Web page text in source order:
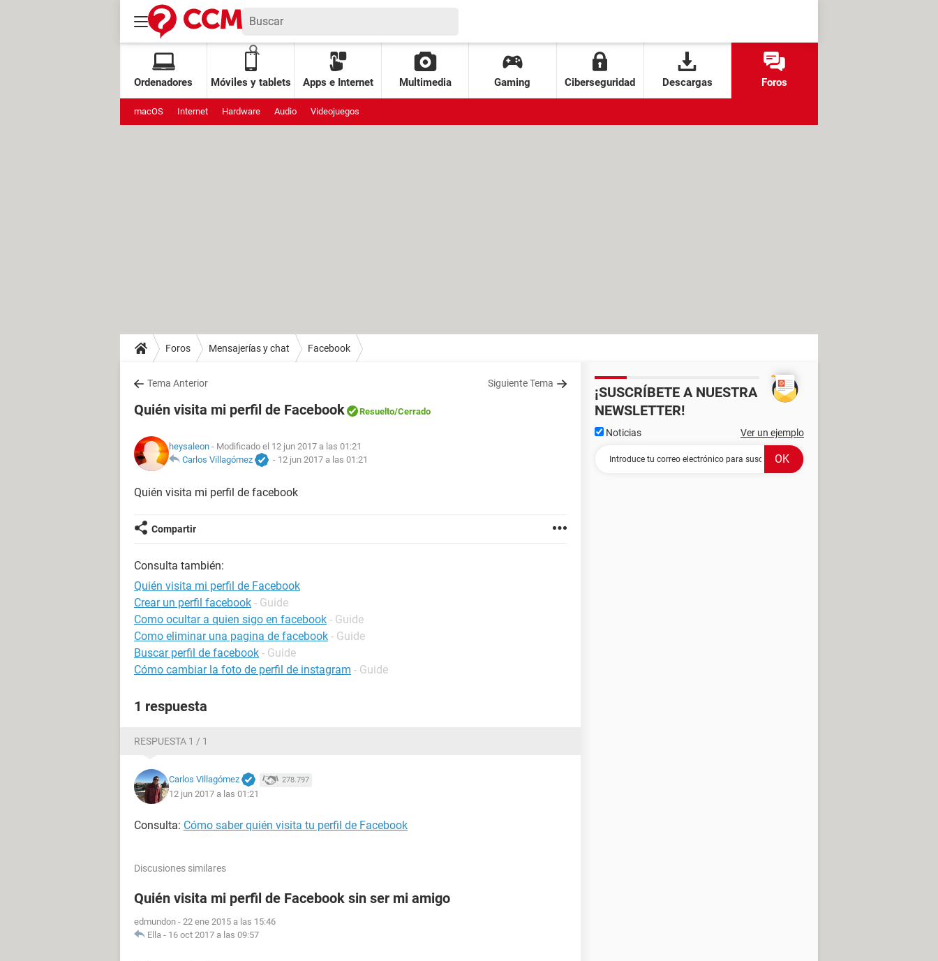
Ordenadores Móviles y tablets Apps e Internet Multimedia Gaming Ciberseguridad Descargas Foros
macOS Internet Hardware Audio Videojuegos
Foros Mensajerías y chat Facebook
Tema Anterior Siguiente Tema
Quién visita mi perfil de Facebook Resuelto/Cerrado
heysaleon - Modificado el 12 jun 2017 a las 01:21
Carlos Villagómez
- 12 jun 2017 a las 01:21
Quién visita mi perfil de facebook
Compartir
Consulta también:
Quién visita mi perfil de Facebook
Crear un perfil facebook - Guide
Como ocultar a quien sigo en facebook - Guide
Como eliminar una pagina de facebook - Guide
Buscar perfil de facebook - Guide
Cómo cambiar la foto de perfil de instagram - Guide
1 respuesta
RESPUESTA 1 / 1
Carlos Villagómez 278.797
12 jun 2017 a las 01:21
Consulta: Cómo saber quién visita tu perfil de Facebook
Discusiones similares
Quién visita mi perfil de Facebook sin ser mi amigo
edmundon - 22 ene 2015 a las 15:46
Ella - 16 oct 2017 a las 09:57
¡SUSCRÍBETE A NUESTRA
NEWSLETTER!
Noticias Ver un ejemplo